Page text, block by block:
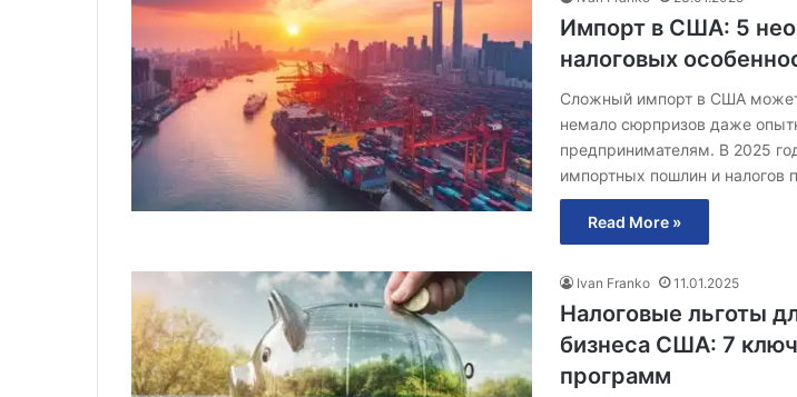
Импорт в США: 5
налоговых
Сложный импорт в США
немало сюрпризов даже
предпринимателям. В 2025
импортных пошлин и налогов
Read More »
Ivan Franko 11.01.2025
Налоговые льготы
бизнеса США: 7
программ